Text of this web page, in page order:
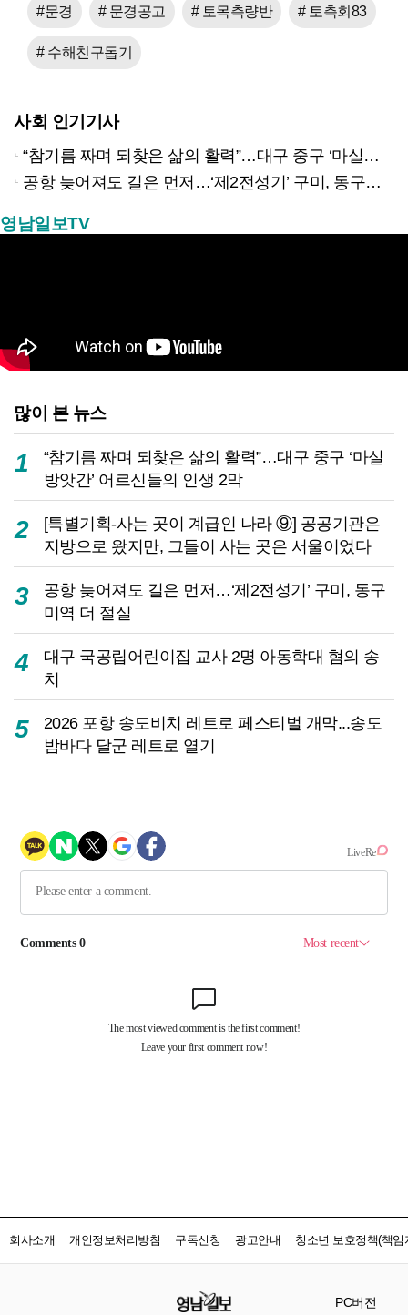
#문경 # 문경공고 # 토목측량반 # 토측회83
# 수해친구돕기
사회 인기기사
“참기름 짜며 되찾은 삶의 활력”…대구 중구 ‘마실방앗간’ 어르신들의 인생 2막
공항 늦어져도 길은 먼저…‘제2전성기’ 구미, 동구미역 더 절실
영남일보TV
많이 본 뉴스
1
“참기름 짜며 되찾은 삶의 활력”…대구 중구 ‘마실
방앗간’ 어르신들의 인생 2막
2
[특별기획-사는 곳이 계급인 나라 ⑨] 공공기관은
지방으로 왔지만, 그들이 사는 곳은 서울이었다
3
공항 늦어져도 길은 먼저…‘제2전성기’ 구미, 동구
미역 더 절실
4
대구 국공립어린이집 교사 2명 아동학대 혐의 송
치
5
2026 포항 송도비치 레트로 페스티벌 개막...송도
밤바다 달군 레트로 열기
회사소개 개인정보처리방침 구독신청 광고안내 청소년 보호정책(책임
PC버전